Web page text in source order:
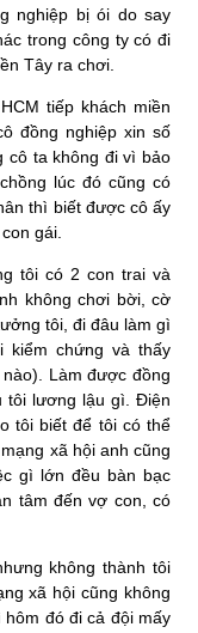
nghiệp bị ói do say
trong công ty có đi
Tây ra chơi.
tiếp khách miền
đồng nghiệp xin số
cô ta không đi vì bảo
lúc đó cũng có
thì biết được cô ấy
gái.
tôi có 2 con trai và
không chơi bời, cờ
tôi, đi đâu làm gì
kiểm chứng và thấy
Làm được đồng
tôi lương lậu gì. Điện
tôi biết để tôi có thể
xã hội anh cũng
gì lớn đều bàn bạc
tâm đến vợ con, có
không thành tôi
xã hội cũng không
đó đi cả đội mấy